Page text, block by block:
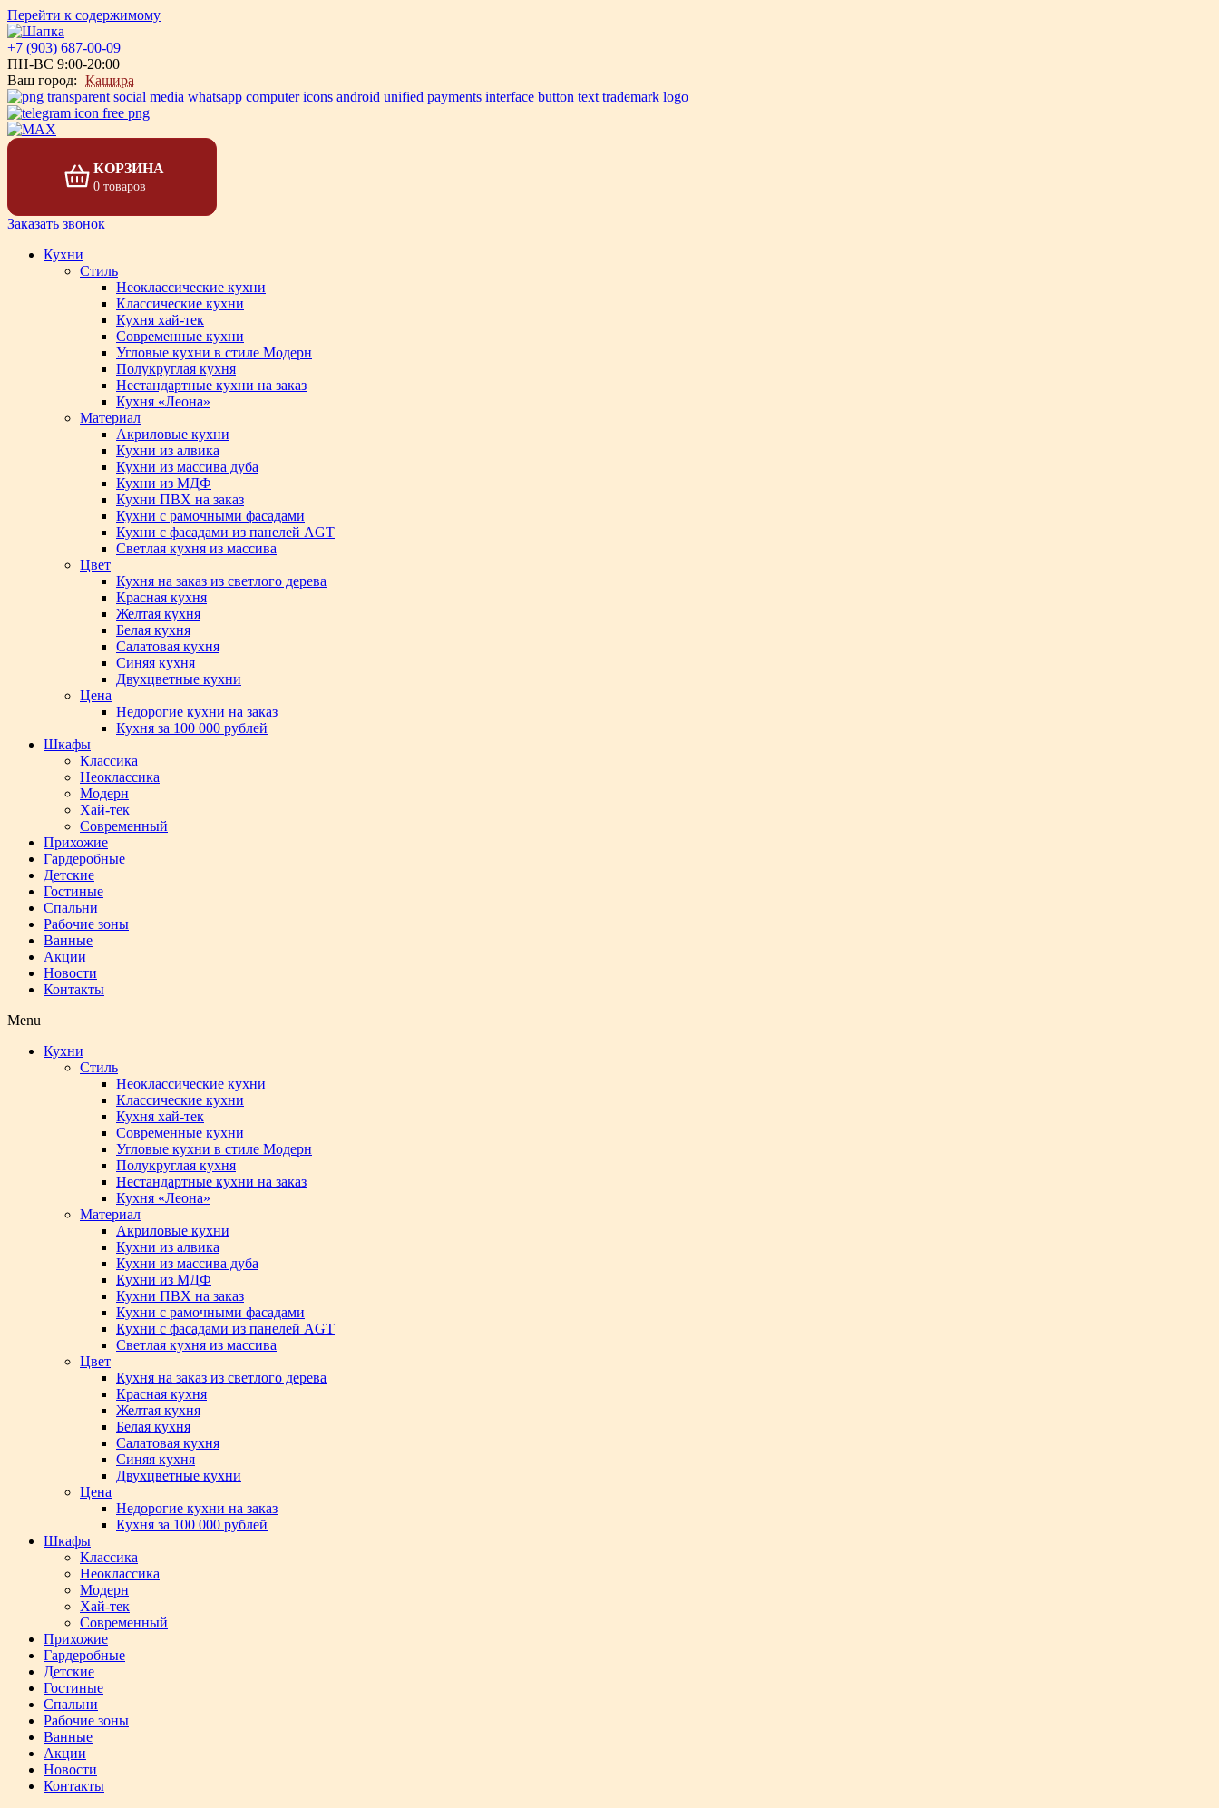
Перейти к содержимому
+7 (903) 687-00-09
ПН-ВС 9:00-20:00
Ваш город: Кашира
КОРЗИНА
0 товаров
Заказать звонок
Кухни
Стиль
Неоклассические кухни
Классические кухни
Кухня хай-тек
Современные кухни
Угловые кухни в стиле Модерн
Полукруглая кухня
Нестандартные кухни на заказ
Кухня «Леона»
Материал
Акриловые кухни
Кухни из алвика
Кухни из массива дуба
Кухни из МДФ
Кухни ПВХ на заказ
Кухни с рамочными фасадами
Кухни с фасадами из панелей AGT
Светлая кухня из массива
Цвет
Кухня на заказ из светлого дерева
Красная кухня
Желтая кухня
Белая кухня
Салатовая кухня
Синяя кухня
Двухцветные кухни
Цена
Недорогие кухни на заказ
Кухня за 100 000 рублей
Шкафы
Классика
Неоклассика
Модерн
Хай-тек
Современный
Прихожие
Гардеробные
Детские
Гостиные
Спальни
Рабочие зоны
Ванные
Акции
Новости
Контакты
Menu
Кухни
Стиль
Неоклассические кухни
Классические кухни
Кухня хай-тек
Современные кухни
Угловые кухни в стиле Модерн
Полукруглая кухня
Нестандартные кухни на заказ
Кухня «Леона»
Материал
Акриловые кухни
Кухни из алвика
Кухни из массива дуба
Кухни из МДФ
Кухни ПВХ на заказ
Кухни с рамочными фасадами
Кухни с фасадами из панелей AGT
Светлая кухня из массива
Цвет
Кухня на заказ из светлого дерева
Красная кухня
Желтая кухня
Белая кухня
Салатовая кухня
Синяя кухня
Двухцветные кухни
Цена
Недорогие кухни на заказ
Кухня за 100 000 рублей
Шкафы
Классика
Неоклассика
Модерн
Хай-тек
Современный
Прихожие
Гардеробные
Детские
Гостиные
Спальни
Рабочие зоны
Ванные
Акции
Новости
Контакты